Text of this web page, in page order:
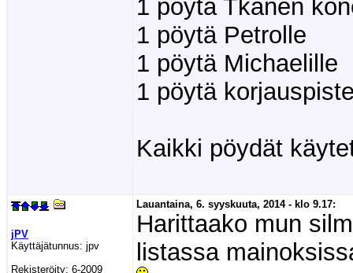
1 pöytä Tkanen
1 pöytä Petrolle
1 pöytä Michaelille
1 pöytä
Kaikki pöydät
jPV
Käyttäjätunnus: jpv
Rekisteröity: 6-2009
Lauantaina, 6. syyskuuta, 2014 - klo 9.17:
Harittaako mun
listassa